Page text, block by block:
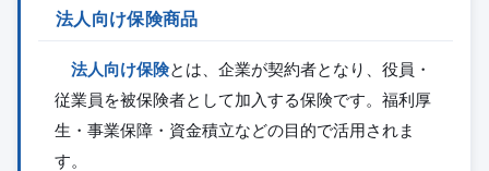
法人向け保険商品
法人向け保険とは、企業が契約者となり、役員・
従業員を被保険者として加入する保険です。福利厚
生・事業保障・資金積立などの目的で活用されま
す。